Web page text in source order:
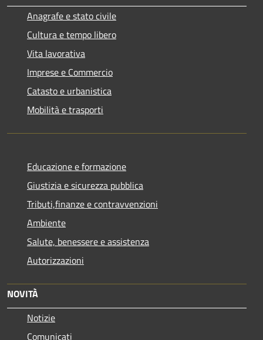
Anagrafe e stato civile
Cultura e tempo libero
Vita lavorativa
Imprese e Commercio
Catasto e urbanistica
Mobilità e trasporti
Educazione e formazione
Giustizia e sicurezza pubblica
Tributi,finanze e contravvenzioni
Ambiente
Salute, benessere e assistenza
Autorizzazioni
NOVITÀ
Notizie
Comunicati